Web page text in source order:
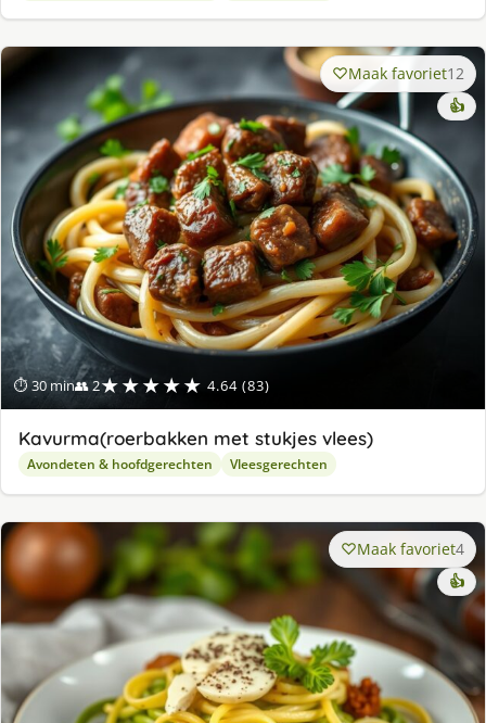
⏱ 30 min👥 2★★★★★ 4.64 (83)
Maak favoriet12
👍
Kavurma(roerbakken met stukjes vlees)
Avondeten & hoofdgerechten Vleesgerechten
Maak favoriet4
👍